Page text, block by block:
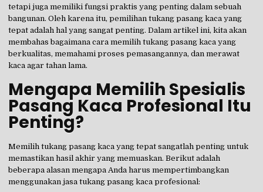
tetapi juga memiliki fungsi praktis yang penting dalam sebuah
bangunan. Oleh karena itu, pemilihan tukang pasang kaca yang
tepat adalah hal yang sangat penting. Dalam artikel ini, kita akan
membahas bagaimana cara memilih tukang pasang kaca yang
berkualitas, memahami proses pemasangannya, dan merawat
kaca agar tahan lama.
Mengapa Memilih Spesialis
Pasang Kaca Profesional Itu
Penting?
Memilih tukang pasang kaca yang tepat sangatlah penting untuk
memastikan hasil akhir yang memuaskan. Berikut adalah
beberapa alasan mengapa Anda harus mempertimbangkan
menggunakan jasa tukang pasang kaca profesional: